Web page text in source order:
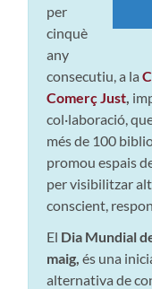
per
cinquè
any
consecutiu, a la
Comerç Just,
col·laboració,
més de 100
promou espais
per visibilitzar
conscient,
El Dia Mundial
maig, és una
alternativa de